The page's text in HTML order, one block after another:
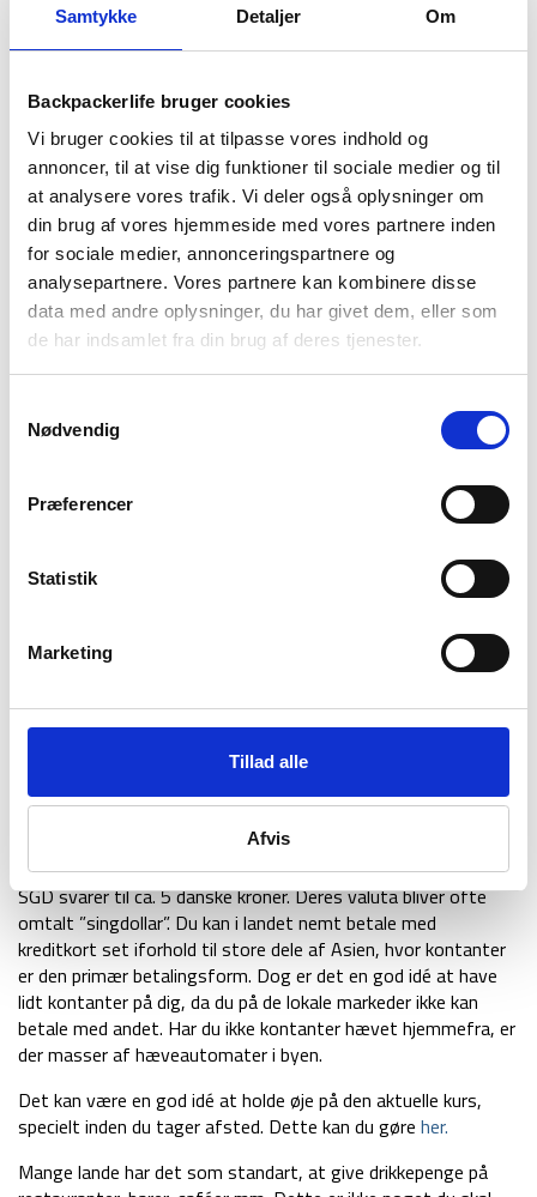
Samtykke Detaljer Om
Backpackerlife bruger cookies
Vi bruger cookies til at tilpasse vores indhold og
annoncer, til at vise dig funktioner til sociale medier og til
at analysere vores trafik. Vi deler også oplysninger om
din brug af vores hjemmeside med vores partnere inden
for sociale medier, annonceringspartnere og
analysepartnere. Vores partnere kan kombinere disse
data med andre oplysninger, du har givet dem, eller som
de har indsamlet fra din brug af deres tjenester.
Nødvendig
Præferencer
Statistik
Marketing
Tillad alle
Afvis
Spytikkepå gaden! At spytte på gaden kan give en bøde
på op til 1000 SRD svarende til 4500 kr. Dette gælder
Smidikkeaffald på gaderne. Det kan koste dig mellem
1000 – 4000 kr.
Du måikke spise eller drikke i byens offentlige transporter.
Vi anbefaler at tage en drikkedunkmed når du går rundt i
Singapore, for temperaturen kan godt blive høj. Blot ikke
drik af den i offentlig transport.
Køb af alkohol erulovligt
mellem kl. 22.00 – 07.00. Barer,
diskoteker og restauranter med alkohollicens er ikke
gældende
Sørg for atbruge fodgængerovergangene. Gå ikke over
vejen medmindre der er et fodgængeroverfelt. Det kan
Valuta og drikkepenge
Singapore er et af de dyreste lande i Asien. Et måltid kan
under halvdelen. Du skal derfor indstille dig på, at
levestandarten er højere her i landet hvilet ofte kræver et lidt
I Singapore er valutaen den Singaporeanske dollar, SGD. 1
SGD svarer til ca. 5 danske kroner. Deres valuta bliver ofte
omtalt ”singdollar”. Du kan i landet nemt betale med
kreditkort set iforhold til store dele af Asien, hvor kontanter
er den primær betalingsform. Dog er det en god idé at have
lidt kontanter på dig, da du på de lokale markeder ikke kan
betale med andet. Har du ikke kontanter hævet hjemmefra, er
der masser af hæveautomater i byen.
Det kan være en god idé at holde øje på den aktuelle kurs,
specielt inden du tager afsted. Dette kan du gøre her.
Mange lande har det som standart, at give drikkepenge på